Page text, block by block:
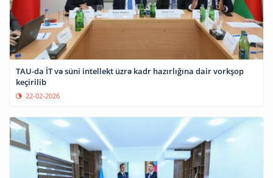
TAU-da İT və süni intellekt üzrə kadr hazırlığına dair vorkşop
keçirilib
22-02-2026